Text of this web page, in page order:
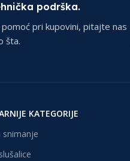
podrška.
pomoć pri kupovini, pitajte nas
šta.
KATEGORIJE
snimanje